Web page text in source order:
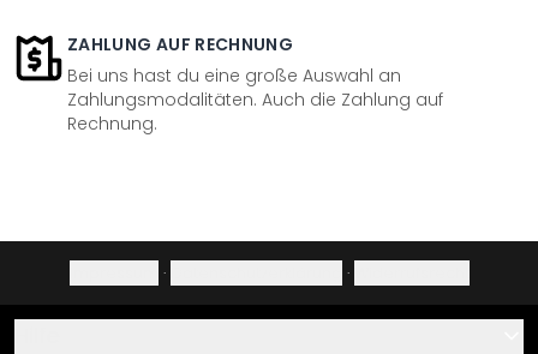
ZAHLUNG AUF RECHNUNG
Bei uns hast du eine große Auswahl an
Zahlungsmodalitäten. Auch die Zahlung auf
Rechnung.
· ·